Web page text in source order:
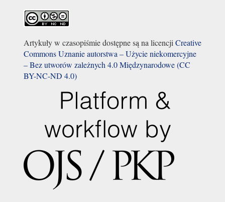
Artykuły w czasopiśmie dostępne są na licencji Creative
Commons Uznanie autorstwa – Użycie niekomercyjne
– Bez utworów zależnych 4.0 Międzynarodowe (CC
BY-NC-ND 4.0)